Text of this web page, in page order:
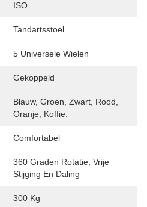
ISO
Tandartsstoel
5 Universele Wielen
Gekoppeld
Blauw, Groen, Zwart, Rood,
Oranje, Koffie.
Comfortabel
360 Graden Rotatie, Vrije
Stijging En Daling
300 Kg